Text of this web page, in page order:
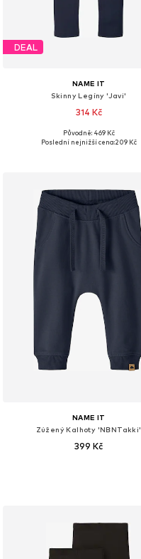
DEAL
NAME IT
Skinny Legíny 'Javi'
314 Kč
Dostupné v mnoha velikostech
Původně: 469 Kč
Poslední nejnižší cena:209 Kč
NAME IT
Zúžený Kalhoty 'NBNTakki'
399 Kč